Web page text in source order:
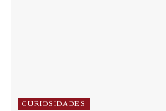
CURIOSIDADES